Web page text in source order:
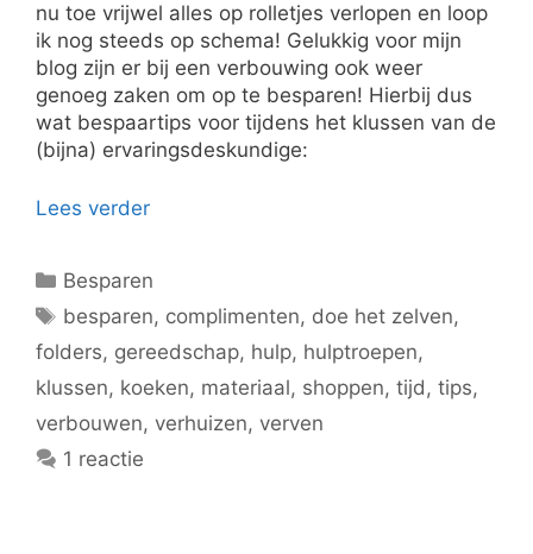
nu toe vrijwel alles op rolletjes verlopen en loop
ik nog steeds op schema! Gelukkig voor mijn
blog zijn er bij een verbouwing ook weer
genoeg zaken om op te besparen! Hierbij dus
wat bespaartips voor tijdens het klussen van de
(bijna) ervaringsdeskundige:
Lees verder
Categorieën
Besparen
Tags
besparen, complimenten, doe het zelven,
folders, gereedschap, hulp, hulptroepen,
klussen, koeken, materiaal, shoppen, tijd , tips,
verbouwen, verhuizen, verven
1 reactie